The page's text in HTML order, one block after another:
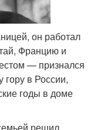
он работал
Францию и
— признался
в России,
годы в доме
решил